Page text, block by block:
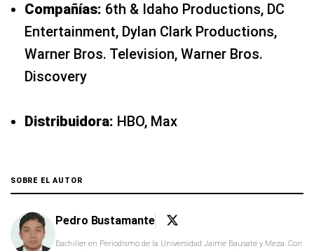
Compañías: 6th & Idaho Productions, DC
Entertainment, Dylan Clark Productions,
Warner Bros. Television, Warner Bros.
Discovery
Distribuidora: HBO, Max
SOBRE EL AUTOR
Pedro Bustamante
Bachiller en Periodismo de la Universidad Jaime Bausate y Meza. Con